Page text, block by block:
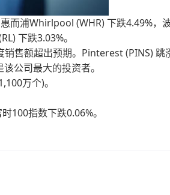
而浦Whirlpool (WHR) 下跌4.49%，
下跌3.03%。
售额超出预期。Pinterest (PINS) 跳
公司最大的投资者。
万个)。
100指数下跌0.06%。